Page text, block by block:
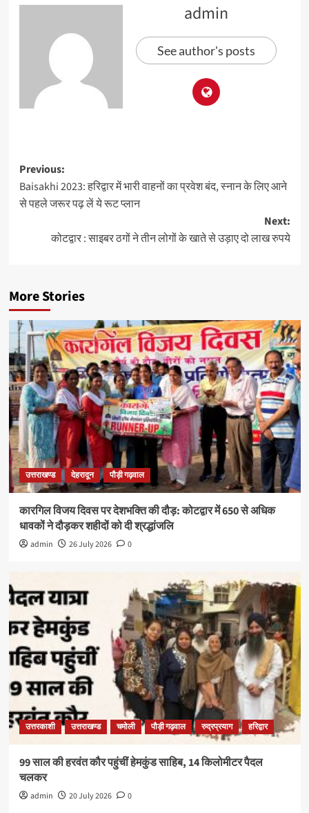
admin
See author's posts
Previous:
Baisakhi 2023: हरिद्वार में भारी वाहनों का प्रवेश बंद, स्नान के लिए आने
से पहले जरूर पढ़ लें ये रूट प्लान
Next:
कोटद्वार : साइबर ठगों ने तीन लोगों के खाते से उड़ाए दो लाख रुपये
More Stories
उत्तराखण्ड देहरादून पौड़ी गढ़वाल
कारगिल विजय दिवस पर देशभक्ति की दौड़: कोटद्वार में 650 से अधिक
धावकों ने दौड़कर शहीदों को दी श्रद्धांजलि
admin 26 July 2026 0
उत्तरकाशी उत्तराखण्ड चमोली पौड़ी गढ़वाल रुद्रप्रयाग हरिद्वार
99 साल की हरवंत कौर पहुंचीं हेमकुंड साहिब, 14 किलोमीटर पैदल
चलकर
admin 20 July 2026 0